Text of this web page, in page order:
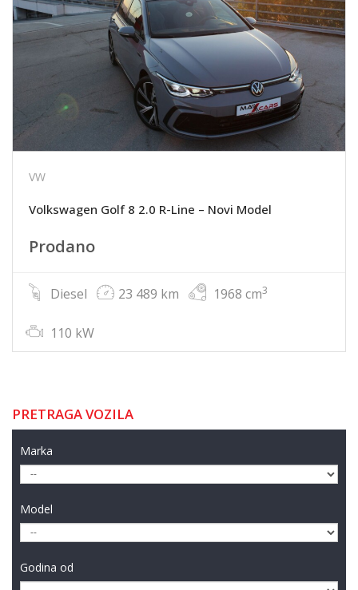
VW
Volkswagen Golf 8 2.0 R-Line – Novi Model
Prodano
Diesel 23 489 km 1968 cm3
110 kW
PRETRAGA VOZILA
Marka
Model
Godina od